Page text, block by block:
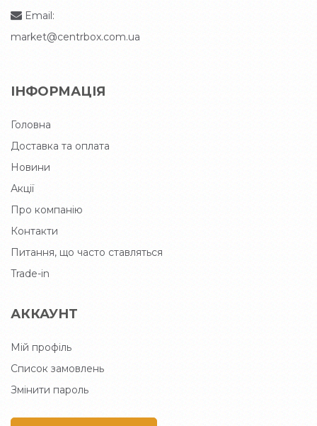
Email:
market@centrbox.com.ua
ІНФОРМАЦІЯ
Головна
Доставка та оплата
Новини
Акції
Про компанію
Контакти
Питання, що часто ставляться
Trade-in
АККАУНТ
Мій профіль
Список замовлень
Змінити пароль